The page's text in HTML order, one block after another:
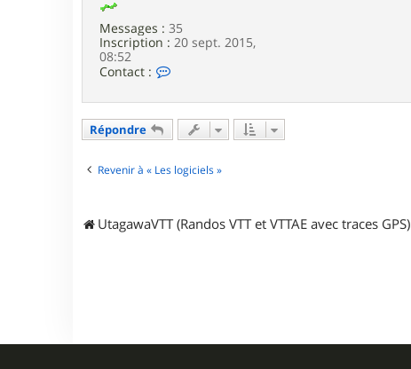
Messages : 35
Inscription : 20 sept. 2015,
08:52
Contact :
c
e
l
Répondre
Revenir à « Les logiciels »
UtagawaVTT (Randos VTT et VTTAE avec traces GPS)